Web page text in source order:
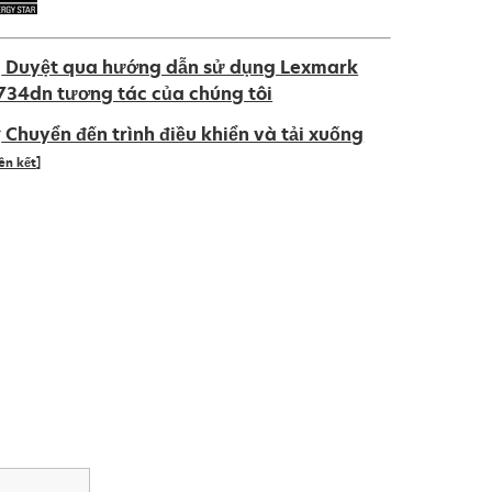
Duyệt qua hướng dẫn sử dụng Lexmark
tương tác của chúng tôi
Chuyển đến trình điều khiển và tải xuống
kết]